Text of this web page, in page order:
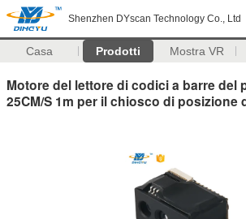
Shenzhen DYscan Technology Co., Ltd
Casa Prodotti Mostra VR
Motore del lettore di codici a barre del
25CM/S 1m per il chiosco di posizione